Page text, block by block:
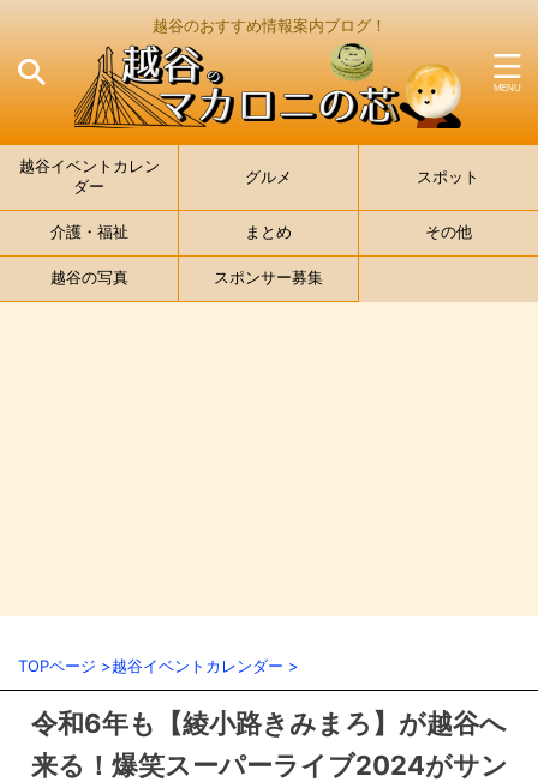
越谷のおすすめ情報案内ブログ！
越谷イベントカレン
ダー
グルメ スポット
介護・福祉 まとめ その他
越谷の写真 スポンサー募集
TOPページ >越谷イベントカレンダー >
令和6年も【綾小路きみまろ】が越谷へ
来る！爆笑スーパーライブ2024がサン